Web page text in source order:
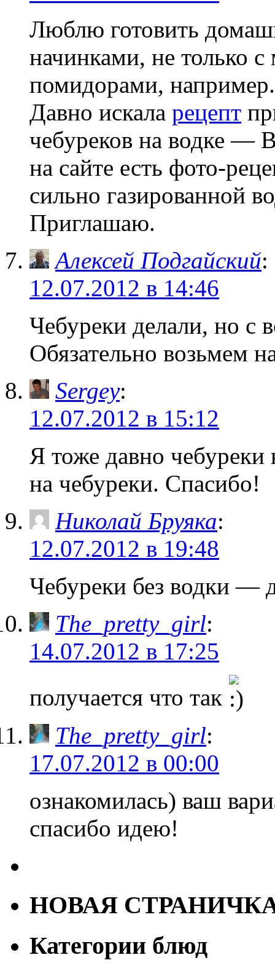
Люблю готовить
начинками, не только
помидорами,
Давно искала рецепт
чебуреков на водке —
на сайте есть фото-
сильно газированной
Приглашаю.
Алексей Подгайский:
12.07.2012 в 14:46
Чебуреки делали, но с
Обязательно возьмем
Sergey:
12.07.2012 в 15:12
Я тоже давно чебуреки
на чебуреки. Спасибо!
Николай Бруяка:
12.07.2012 в 19:48
Чебуреки без водки —
The_pretty_girl:
14.07.2012 в 17:25
получается что так
The_pretty_girl:
17.07.2012 в 00:00
ознакомилась) ваш
спасибо идею!
НОВАЯ
Категории блюд